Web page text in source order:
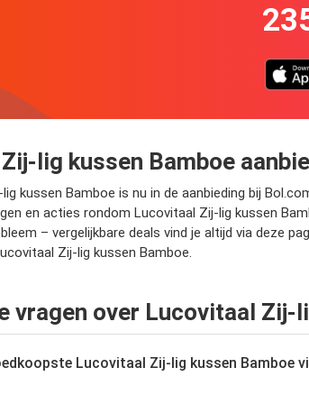
lig kussen Bamboe
kussen Bamboe is nu in de aanbieding bij
en acties rondom Lucovitaal Zij-lig kussen
– vergelijkbare deals vind je altijd via deze
Zij-lig kussen Bamboe.
vragen over Lucovitaal Zij-
Lucovitaal Zij-lig kussen Bamboe